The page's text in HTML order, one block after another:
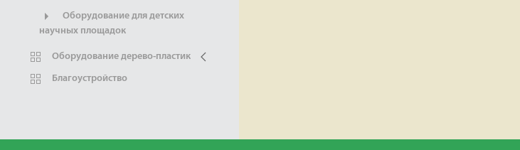
Оборудование для детских
научных площадок
Оборудование дерево-пластик
Благоустройство